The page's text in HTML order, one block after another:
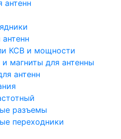
антенн
КСВ и мощности
и магниты для антенны
антенн
разъемы
переходники